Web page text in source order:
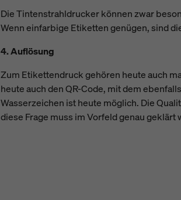
Die Tintenstrahldrucker können zwar
Wenn einfarbige Etiketten genügen, sind
4. Auflösung
Zum Etikettendruck gehören heute auch
heute auch den QR-Code, mit dem
Wasserzeichen ist heute möglich. Die
diese Frage muss im Vorfeld genau geklärt